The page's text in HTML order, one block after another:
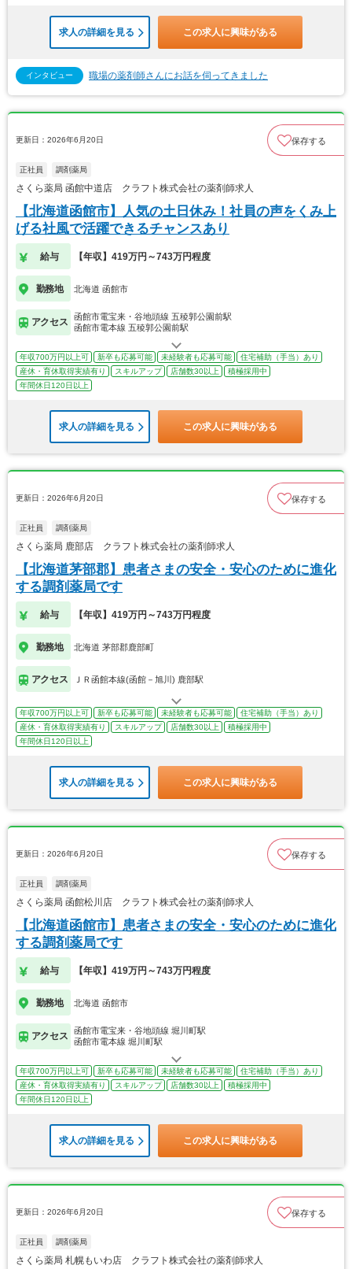
求人の詳細を見る この求人に興味がある
インタビュー 職場の薬剤師さんにお話を伺ってきました
更新日：2026年6月20日 保存する
正社員 調剤薬局
さくら薬局 函館中道店 クラフト株式会社の薬剤師求人
【北海道函館市】人気の土日休み！社員の声をくみ上
げる社風で活躍できるチャンスあり
給与 【年収】419万円～743万円程度
勤務地 北海道 函館市
アクセス
函館市電宝来・谷地頭線 五稜郭公園前駅
函館市電本線 五稜郭公園前駅
年収700万円以上可 新卒も応募可能 未経験者も応募可能
住宅補助（手当）あり
産休・育休取得実績有り
スキルアップ 店舗数30以上
積極採用中
年間休日120日以上
求人の詳細を見る この求人に興味がある
更新日：2026年6月20日 保存する
正社員 調剤薬局
さくら薬局 鹿部店 クラフト株式会社の薬剤師求人
【北海道茅部郡】患者さまの安全・安心のために進化
する調剤薬局です
給与 【年収】419万円～743万円程度
勤務地 北海道 茅部郡鹿部町
アクセス ＪＲ函館本線(函館－旭川) 鹿部駅
年収700万円以上可 新卒も応募可能 未経験者も応募可能
住宅補助（手当）あり
産休・育休取得実績有り
スキルアップ 店舗数30以上
積極採用中
年間休日120日以上
求人の詳細を見る この求人に興味がある
更新日：2026年6月20日 保存する
正社員 調剤薬局
さくら薬局 函館松川店 クラフト株式会社の薬剤師求人
【北海道函館市】患者さまの安全・安心のために進化
する調剤薬局です
給与 【年収】419万円～743万円程度
勤務地 北海道 函館市
アクセス
函館市電宝来・谷地頭線 堀川町駅
函館市電本線 堀川町駅
年収700万円以上可 新卒も応募可能 未経験者も応募可能
住宅補助（手当）あり
産休・育休取得実績有り
スキルアップ 店舗数30以上
積極採用中
年間休日120日以上
求人の詳細を見る この求人に興味がある
更新日：2026年6月20日 保存する
正社員 調剤薬局
さくら薬局 札幌もいわ店 クラフト株式会社の薬剤師求人